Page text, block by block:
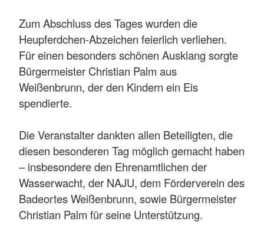
Zum Abschluss des Tages wurden die
Heupferdchen-Abzeichen feierlich verliehen.
Für einen besonders schönen Ausklang sorgte
Bürgermeister Christian Palm aus
Weißenbrunn, der den Kindern ein Eis
spendierte.
Die Veranstalter dankten allen Beteiligten, die
diesen besonderen Tag möglich gemacht haben
– insbesondere den Ehrenamtlichen der
Wasserwacht, der NAJU, dem Förderverein des
Badeortes Weißenbrunn, sowie Bürgermeister
Christian Palm für seine Unterstützung.